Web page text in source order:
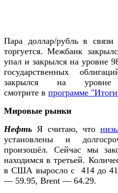
Пара доллар/рубль в
торгуется. Межбанк
упал и закрылся на уровне
государственных
закрылся на уровне
смотрите в программе
Мировые рынки
Нефть Я считаю, что
установлены и
произошёл. Сейчас мы
находимся в третьей.
в США выросло с 414 до
— 59.95, Brent — 64.29.